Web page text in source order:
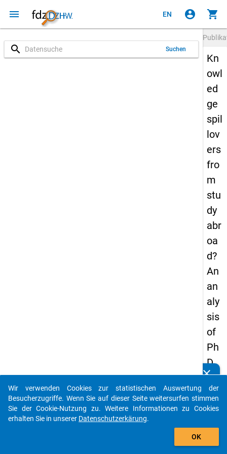
menu EN account_circle shopping_cart
search Suchen
Kn
owl
ed
ge
spil
lov
ers
fro
m
stu
dy
abr
oa
d?
An
an
aly
sis
of
Ph
D
stu
de
nts
clear
Kennen Sie Publikationen, die auf Basis unserer
Datenpakete entstanden sind? Dann teilen Sie uns diese
bitte mit...
auto_stories
Wir verwenden Cookies zur statistischen Auswertung der
Besucherzugriffe. Wenn Sie auf dieser Seite weitersurfen stimmen
Sie der Cookie-Nutzung zu. Weitere Informationen zu Cookies
erhalten Sie in unserer Datenschutzerkärung.
OK